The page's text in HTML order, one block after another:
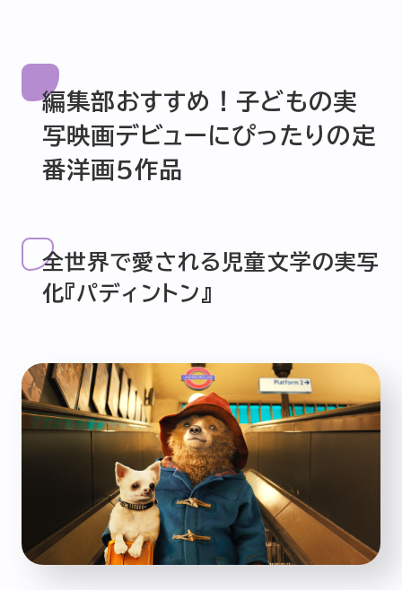
編集部おすすめ！子どもの実
写映画デビューにぴったりの定
番洋画5作品
全世界で愛される児童文学の実写
化『パディントン』